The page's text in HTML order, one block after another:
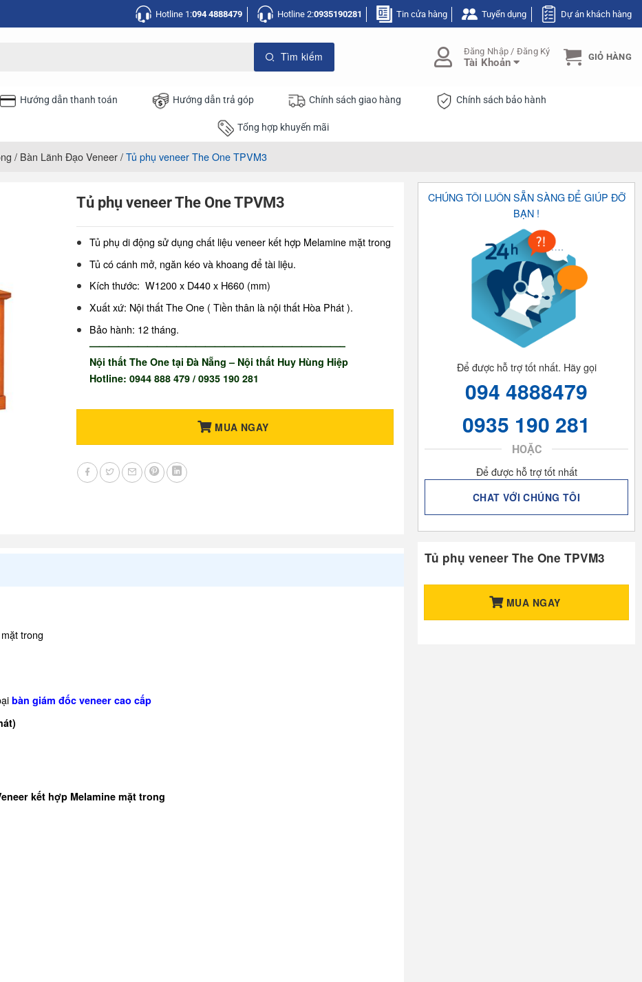
Hotline 1:094 4888479 Hotline 2:0935190281 Tin cửa hàng Tuyển dụng Dự án khách hàng
Đăng Nhập / Đăng Ký
Tài Khoản GIỎ HÀNG
Hướng dẫn thanh toán Hướng dẫn trả góp Chính sách giao hàng Chính sách bảo hành
Tổng hợp khuyến mãi
/ Bàn Lãnh Đạo Veneer/Tủ phụ veneer The One TPVM3
Tủ phụ veneer The One TPVM3
Tủ phụ di động sử dụng chất liệu veneer kết hợp Melamine mặt trong
Tủ có cánh mở, ngăn kéo và khoang để tài liệu.
Kích thước: W1200 x D440 x H660 (mm)
Xuất xứ: Nội thất The One ( Tiền thân là nội thất Hòa Phát ).
Bảo hành: 12 tháng.
——————————————————————————–
Nội thất The One tại Đà Nẵng – Nội thất Huy Hùng Hiệp
Hotline: 0944 888 479 / 0935 190 281
MUA NGAY
trong
bàn giám đốc veneer cao cấp
kết hợp Melamine mặt trong
CHÚNG TÔI LUÔN SẴN SÀNG ĐỂ GIÚP ĐỠ
BẠN !
Để được hỗ trợ tốt nhất. Hãy gọi
094 4888479
0935 190 281
HOẶC
Để được hỗ trợ tốt nhất
CHAT VỚI CHÚNG TÔI
Tủ phụ veneer The One TPVM3
MUA NGAY